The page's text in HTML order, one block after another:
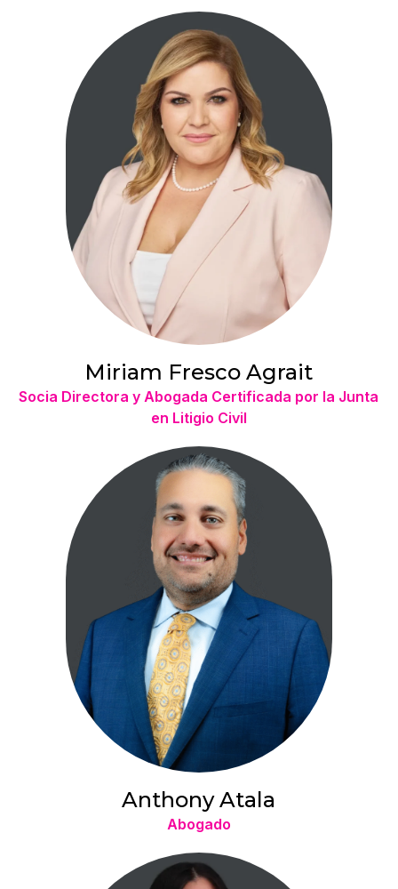
Miriam Fresco Agrait
Socia Directora y Abogada Certificada por la Junta
en Litigio Civil
Anthony Atala
Abogado